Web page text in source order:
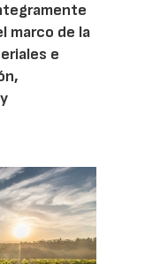
marco de la
e